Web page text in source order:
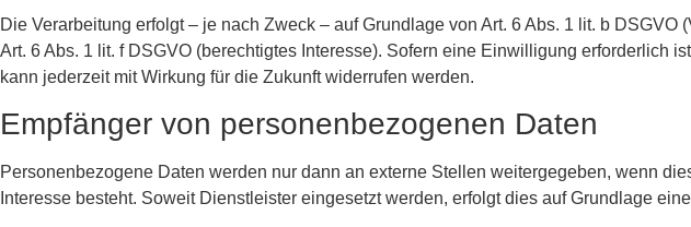
Die Verarbeitung erfolgt – je nach Zweck – auf Grundlage von Art. 6 Abs. 1 lit. b
Art. 6 Abs. 1 lit. f DSGVO (berechtigtes Interesse). Sofern eine Einwilligung erforderlich
kann jederzeit mit Wirkung für die Zukunft widerrufen werden.
Empfänger von personenbezogenen Daten
Personenbezogene Daten werden nur dann an externe Stellen weitergegeben, wenn
Interesse besteht. Soweit Dienstleister eingesetzt werden, erfolgt dies auf Grundlage